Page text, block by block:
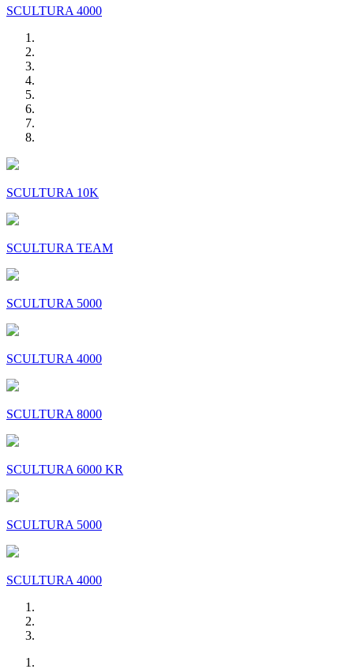
SCULTURA 4000
SCULTURA 10K
SCULTURA TEAM
SCULTURA 5000
SCULTURA 4000
SCULTURA 8000
SCULTURA 6000 KR
SCULTURA 5000
SCULTURA 4000